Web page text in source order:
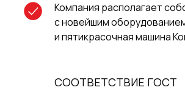
Компания располагает
с новейшим
и пятикрасочная машина
СООТВЕТСТВИЕ ГОСТ